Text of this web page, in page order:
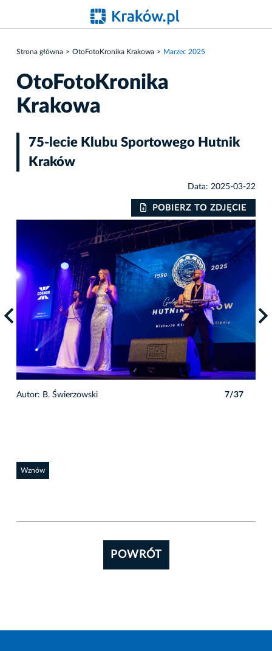
Strona główna OtoFotoKronika Krakowa Marzec 2025
OtoFotoKronika
Krakowa
75-lecie Klubu Sportowego Hutnik
Kraków
Data: 2025-03-22
POBIERZ TO ZDJĘCIE
Autor: B. Świerzowski 7/37
Wznów
POWRÓT